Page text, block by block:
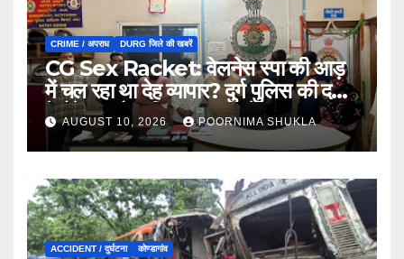
CRIME / अपराध DURG जिले की खबरें
CG Sex Racket: वेलनेस स्पा की आड़
में चल रहा था देह व्यापार? दुर्ग पुलिस की दबिश
में मैनेजर और महिला दलाल समेत 9
गिरफ्तार…
AUGUST 10, 2026 POORNIMA SHUKLA
ACCIDENT / दुर्घटना कोण्डागांव